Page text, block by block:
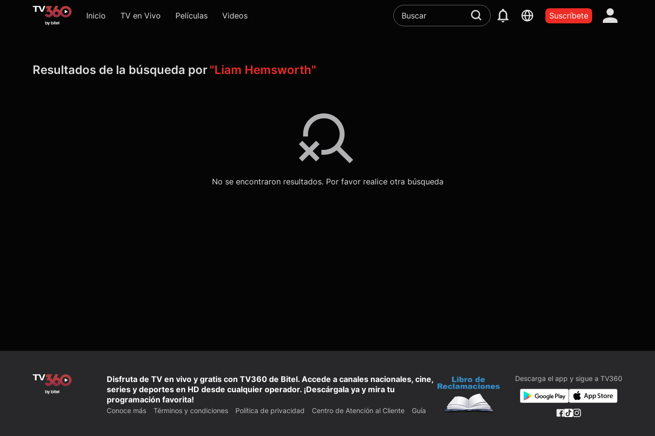
Inicio TV en Vivo Películas Videos Suscríbete
Resultados de la búsqueda por "Liam Hemsworth"
No se encontraron resultados. Por favor realice otra búsqueda
Disfruta de TV en vivo y gratis con TV360 de Bitel. Accede a canales nacionales, cine,
series y deportes en HD desde cualquier operador. ¡Descárgala ya y mira tu
programación favorita!
Conoce más Términos y condiciones Política de privacidad Centro de Atención al Cliente Guía
Descarga el app y sigue a TV360